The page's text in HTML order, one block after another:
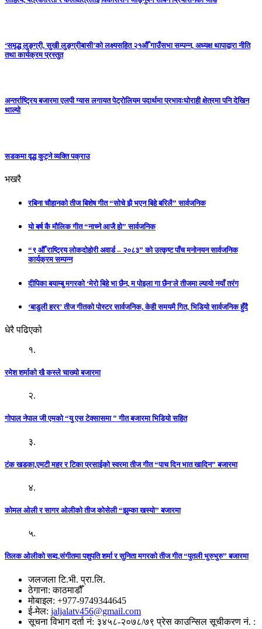
‘समृद्ध लुङ्ग्री, सुखी लुङ्ग्रीबासी’को लक्ष्यसहित २१औँ गाउँसभा सम्पन्न, अध्यक्ष थापाद्वारा नीति
तथा कार्यक्रम प्रस्तुत
अन्तर्राष्ट्रिय बजारमा एलपी ग्यास लगायत पेट्रोलियम पदार्थमा प्रभावःघोराही क्षेत्रमा पनि देखिन
थाल्याे
सडकमा वृद्ध कुट्ने व्यक्ति पक्राउ
भखरै
रबिना चौहानको तीज बिशेष गीत “सोचे झै भएन बिहे बरिलै” सार्वजनिक
यो बर्ष कै मौलिक गीत “नाच्ने आजै हो” सार्वजनिक
“९ औँ राष्ट्रिय लोकदोहोरी अवार्ड – २०८३” को उत्कृष्ट पाँच मनोनयन सार्वजनिक
कार्यक्रम सम्पन्न
दीपिका बयाम्बु मगरको ‘मेरो बिहे भा छैन, म पोइला गा छैन’ले तीजमा ल्यायो नयाँ तरंग
‘बाडुली हरर’ तीज गीतको पोस्टर सार्वजनिक, केही समयमै गित, भिडियो सार्वजनिक हुँदै
धेरै पढिएको
१.
रमेश शर्माको खै कस्ले चाख्यो बजारमा
२.
गोपाल नेपाल जी एमको “यु एस टेक्सासमा ” गीत बजारमा भिडियो सहित
३.
टंक खडका,एमटी महर र टिका प्रसाईको स्वरमा तीज गीत “पाच दिन भात खादिन” बजारमा
४.
कोमल ओली र सागर ओलीको तीज कोसेली “झुम्का खस्यो” बजारमा
५.
तिलक ओलीको सब्द,संगीतमा पशुपति शर्मा र सुनिता मगरको तीज गीत “पुतली भुरुभुरु” बजारमा
जलजला टि.भी. प्रा.लि.
ठेगाना: काठमाडौँ
मोबाइल: +977-9749344645
ई-मेल: jaljalatv456@gmail.com
सूचना विभाग दर्ता नं: ३४५८-२०७८/७९ प्रेस काउन्सिल सूचीकरण नं. :